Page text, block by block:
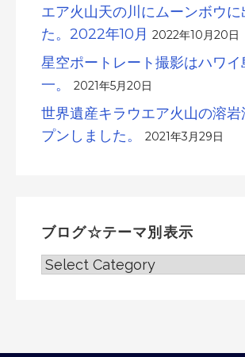
エア火山天の川にムーンボウに
た。2022年10月 2022年10月20日
星空ポートレート撮影はハワイ
一。
2021年5月20日
世界遺産キラウエア火山の溶岩
プンしました。
2021年3月29日
ブログ☆テーマ別表示
ブ